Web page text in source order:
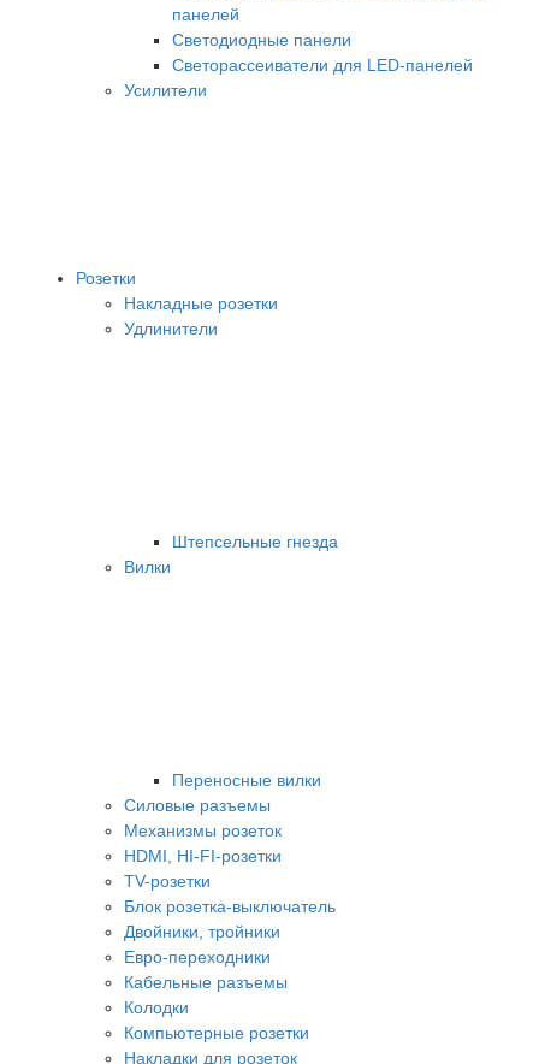
панелей
Светодиодные панели
Светорассеиватели для LED-панелей
Усилители
Розетки
Накладные розетки
Удлинители
Штепсельные гнезда
Вилки
Переносные вилки
Силовые разъемы
Механизмы розеток
HDMI, HI-FI-розетки
TV-розетки
Блок розетка-выключатель
Двойники, тройники
Евро-переходники
Кабельные разъемы
Колодки
Компьютерные розетки
Накладки для розеток